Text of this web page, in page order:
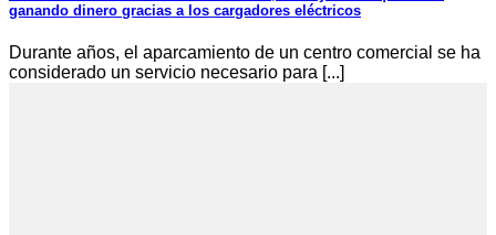
ganando dinero gracias a los cargadores eléctricos
Durante años, el aparcamiento de un centro comercial se ha
considerado un servicio necesario para [...]